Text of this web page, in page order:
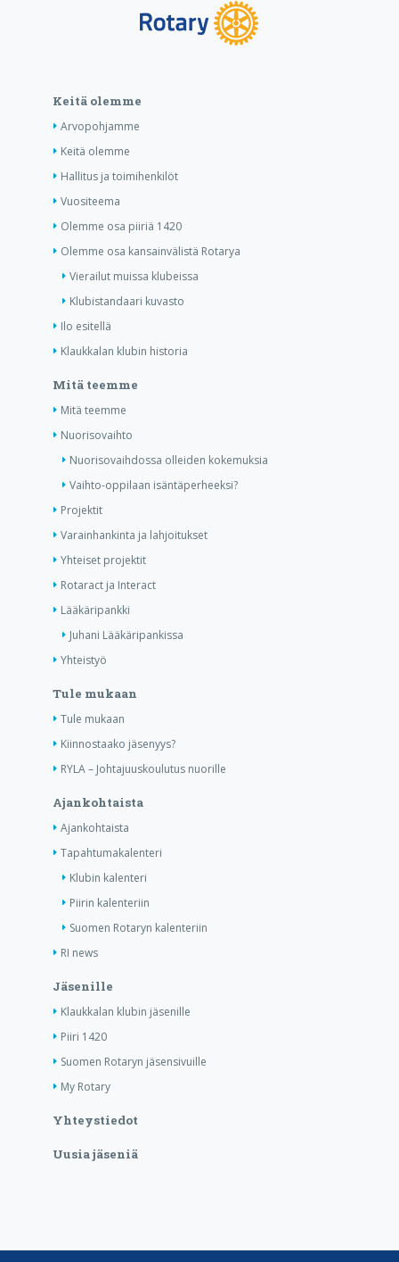
Keitä olemme
Arvopohjamme
Keitä olemme
Hallitus ja toimihenkilöt
Vuositeema
Olemme osa piiriä 1420
Olemme osa kansainvälistä Rotarya
Vierailut muissa klubeissa
Klubistandaari kuvasto
Ilo esitellä
Klaukkalan klubin historia
Mitä teemme
Mitä teemme
Nuorisovaihto
Nuorisovaihdossa olleiden kokemuksia
Vaihto-oppilaan isäntäperheeksi?
Projektit
Varainhankinta ja lahjoitukset
Yhteiset projektit
Rotaract ja Interact
Lääkäripankki
Juhani Lääkäripankissa
Yhteistyö
Tule mukaan
Tule mukaan
Kiinnostaako jäsenyys?
RYLA – Johtajuuskoulutus nuorille
Ajankohtaista
Ajankohtaista
Tapahtumakalenteri
Klubin kalenteri
Piirin kalenteriin
Suomen Rotaryn kalenteriin
RI news
Jäsenille
Klaukkalan klubin jäsenille
Piiri 1420
Suomen Rotaryn jäsensivuille
My Rotary
Yhteystiedot
Uusia jäseniä